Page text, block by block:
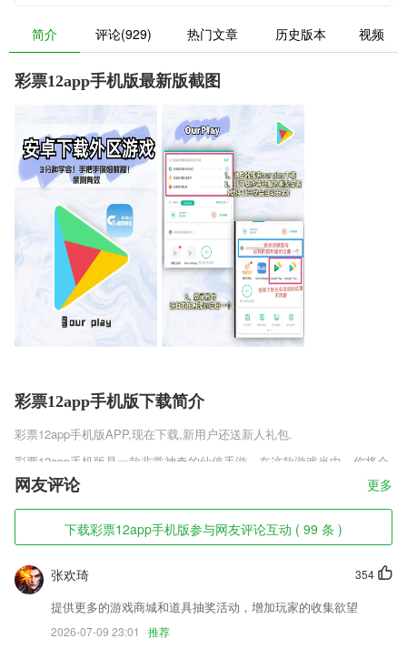
简介 评论(929) 热门文章 历史版本 视频
彩票12app手机版最新版截图
彩票12app手机版下载简介
彩票12app手机版APP,现在下载,新用户还送新人礼包.
彩票12app手机版是一款非常神奇的仙侠手游，在这款游戏当中，你将会
扮演江湖中一个比较大的门派的弟子，这个门派的任务基本就是根据神奇
的青云令来找到仙侠世界中的各种人，而你一开始要完成一些比较简单的
寻人任务，然后逐渐被卷入仙侠世界的危机之中。
彩票12app手机版软件特色
1,[关键字检索]支持用关键字搜索自己的目标客户范围,搜索结果,瞬间直
达,在海量精准数据中找寻所属客户
网友评论 更多
下载彩票12app手机版参与网友评论互动 ( 99 条 )
354
张欢琦
提供更多的游戏商城和道具抽奖活动，增加玩家的收集欲望
2026-07-09 23:01 推荐